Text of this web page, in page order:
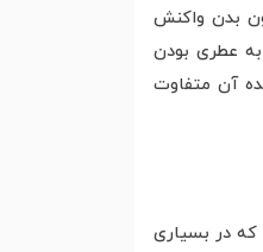
بدن واکنش
عطری بودن
آن متفاوت
در بسیاری